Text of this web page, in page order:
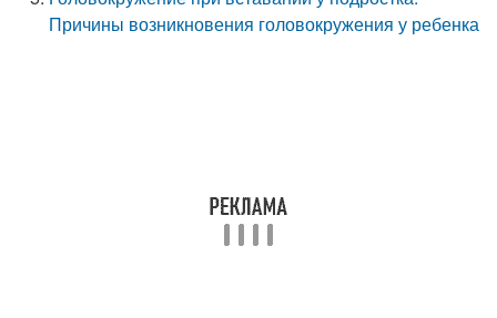
Причины возникновения головокружения у ребенка